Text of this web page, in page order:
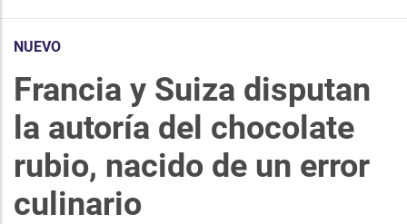
NUEVO
Francia y Suiza disputan
la autoría del chocolate
rubio, nacido de un error
culinario